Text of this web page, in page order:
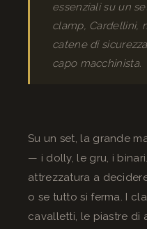
essenziali su un
clamp, Cardellini,
catene di
capo macchinista.
Su un set, la grande
— i dolly, le gru, i
attrezzatura a
o se tutto si ferma. I
cavalletti, le piastre